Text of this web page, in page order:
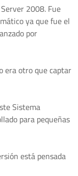
2008. Fue
ya que fue el
por
era otro que captar
Sistema
para pequeñas
está pensada